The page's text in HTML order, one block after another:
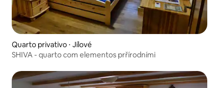
Quarto privativo ⋅ Jílové
SHIVA - quarto com elementos prřírodními